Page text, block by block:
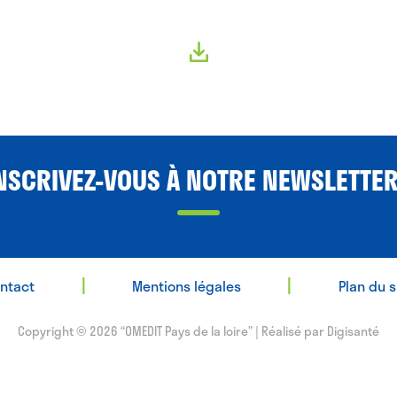
VOUS À NOTRE
| Mentions légales | Plan du
Copyright © 2026 “OMEDIT Pays de la loire” | Réalisé parDigisanté